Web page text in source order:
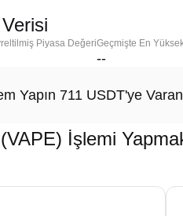
Piyasa DeğeriGeçmişte En
--
Yapın 711 USDT'ye
İşlemi